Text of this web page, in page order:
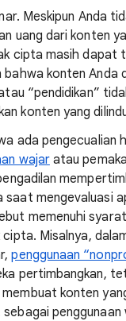
Meskipun Anda
uang dari konten
cipta masih dapat
bahwa konten Anda
“pendidikan”
konten yang
ada pengecualian
wajaratau
saat mengevaluasi
memenuhi
Misalnya,
penggunaan
pertimbangkan,
konten
penggunaan